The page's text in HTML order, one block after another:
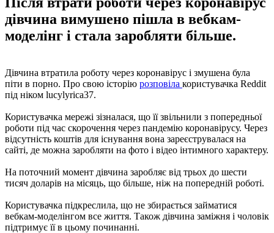
дівчина вимушено пішла в вебкам-
моделінг і стала заробляти більше.
Дівчина втратила роботу через коронавірус і змушена була
піти в порно. Про свою історію розповіла користувачка Reddit
під ніком lucylyrica37.
Користувачка мережі зізналася, що її звільнили з попередньої
роботи під час скорочення через пандемію коронавірусу. Через
відсутність коштів для існування вона зареєструвалася на
сайті, де можна заробляти на фото і відео інтимного характеру.
На поточний момент дівчина заробляє від трьох до шести
тисяч доларів на місяць, що більше, ніж на попередній роботі.
Користувачка підкреслила, що не збирається займатися
вебкам-моделінгом все життя. Також дівчина заміжня і чоловік
підтримує її в цьому починанні.